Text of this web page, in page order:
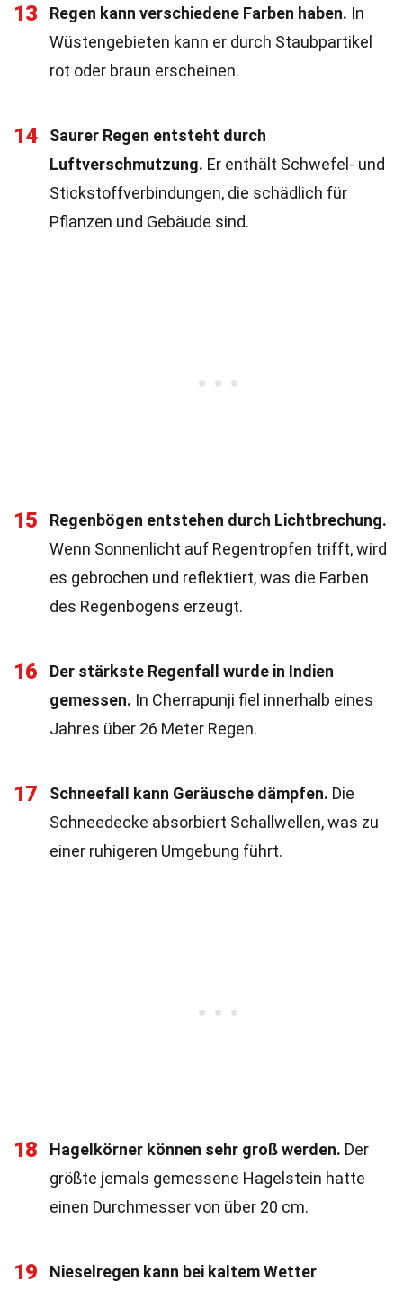
13 Regen kann verschiedene Farben haben. In
Wüstengebieten kann er durch Staubpartikel
rot oder braun erscheinen.
14
Saurer Regen entsteht durch
Luftverschmutzung. Er enthält Schwefel- und
Stickstoffverbindungen, die schädlich für
Pflanzen und Gebäude sind.
15
Regenbögen entstehen durch Lichtbrechung.
Wenn Sonnenlicht auf Regentropfen trifft, wird
es gebrochen und reflektiert, was die Farben
des Regenbogens erzeugt.
16
Der stärkste Regenfall wurde in Indien
gemessen. In Cherrapunji fiel innerhalb eines
Jahres über 26 Meter Regen.
17 Schneefall kann Geräusche dämpfen. Die
Schneedecke absorbiert Schallwellen, was zu
einer ruhigeren Umgebung führt.
18 Hagelkörner können sehr groß werden. Der
größte jemals gemessene Hagelstein hatte
einen Durchmesser von über 20 cm.
19 Nieselregen kann bei kaltem Wetter